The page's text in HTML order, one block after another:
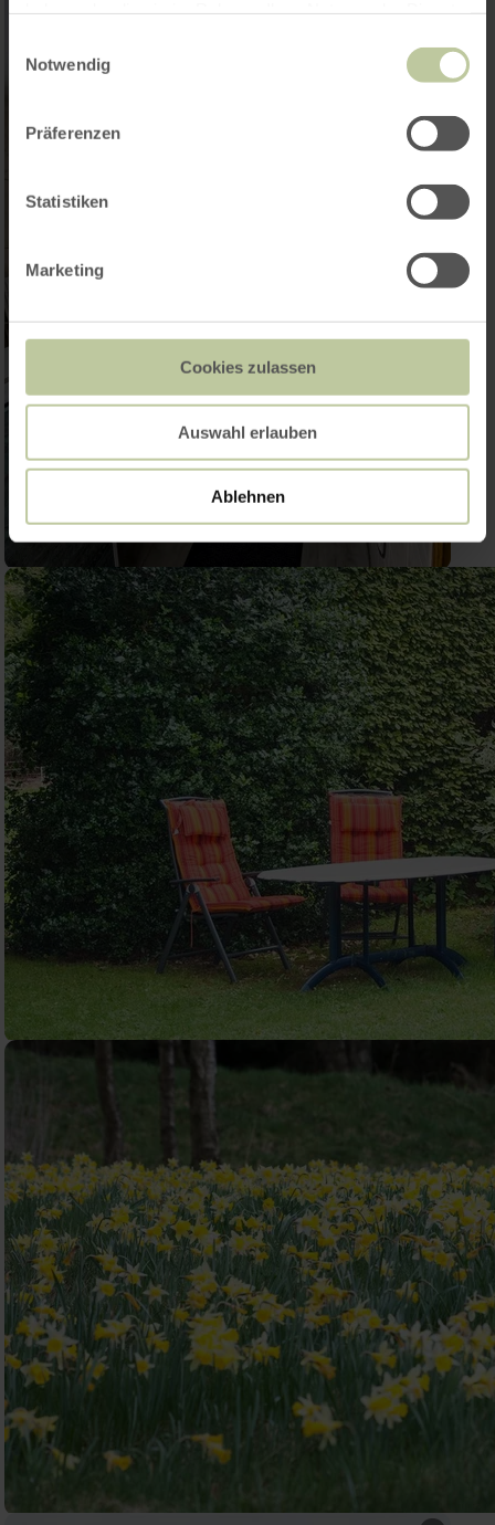
Notwendig
Präferenzen
Statistiken
Marketing
Cookies zulassen
Auswahl erlauben
Ablehnen